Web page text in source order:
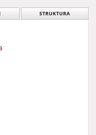
STRUKTURA